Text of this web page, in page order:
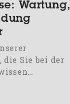
Wartung,
die Sie bei der